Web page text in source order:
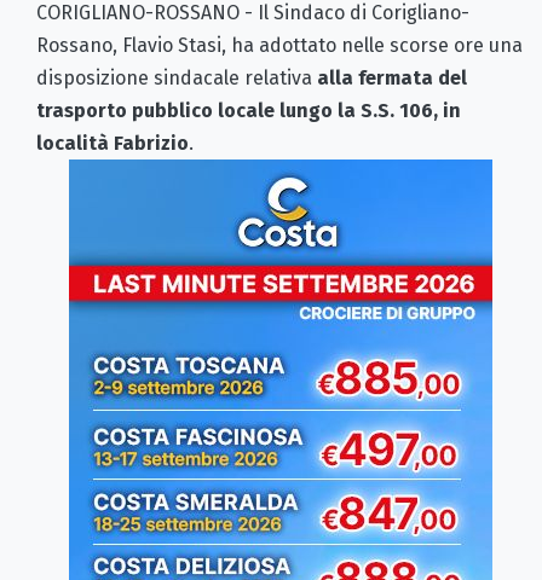
CORIGLIANO-ROSSANO - Il Sindaco di Corigliano-
Rossano, Flavio Stasi, ha adottato nelle scorse ore una
disposizione sindacale relativa alla fermata del
trasporto pubblico locale lungo la S.S. 106, in
località Fabrizio.